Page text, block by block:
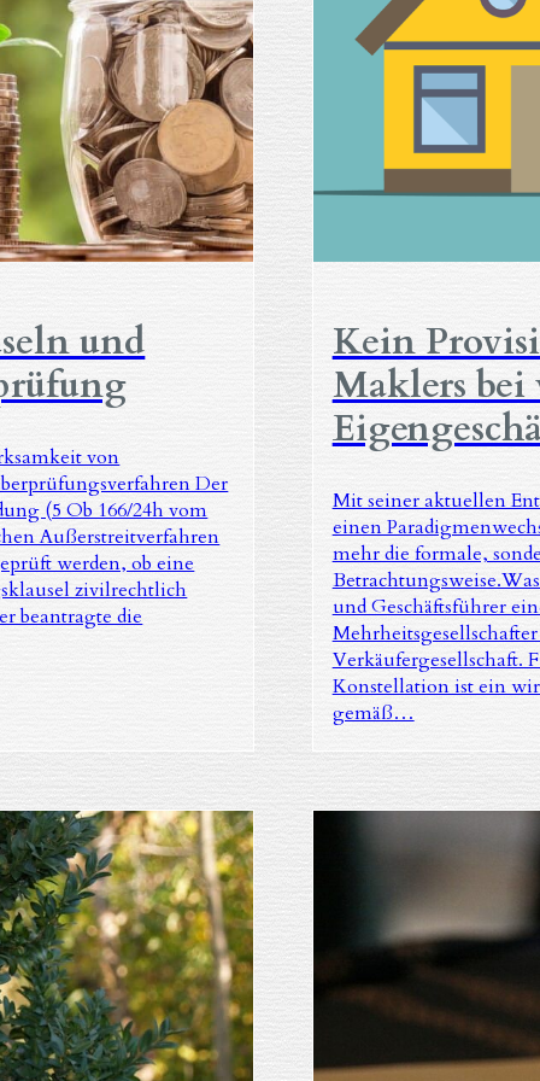
und
von
Der
(5 Ob 166/24h vom
Außerstreitverfahren
werden, ob eine
zivilrechtlich
beantragte die
Kein
Maklers
Mit seiner aktuellen
einen
mehr die formale,
und Geschäftsführer
Verkäufergesellschaft.
Konstellation ist ein
gemäß…